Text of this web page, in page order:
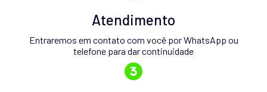
Atendimento
Entraremos em contato com você por WhatsApp ou
telefone para dar continuidade